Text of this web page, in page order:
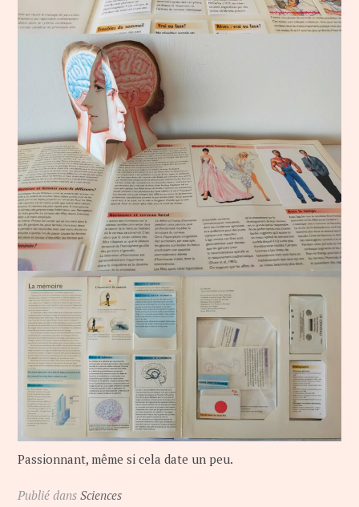
Passionnant, même si cela date un peu.
Publié dansSciences